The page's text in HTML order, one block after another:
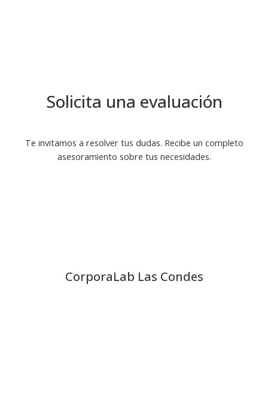
Solicita una evaluación
Te invitamos a resolver tus dudas. Recibe un completo
asesoramiento sobre tus necesidades.
CorporaLab Las Condes